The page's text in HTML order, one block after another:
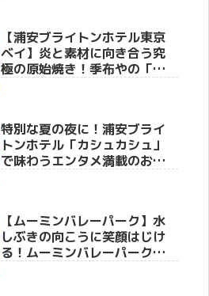
【浦安ブライトンホテル東京
ベイ】炎と素材に向き合う究
極の原始焼き！季布やの「季
特別な夏の夜に！浦安ブライ
トンホテル「カシュカシュ」
で味わうエンタメ満載のお盆
【ムーミンバレーパーク】水
しぶきの向こうに笑顔はじけ
る！ムーミンバレーパーク史